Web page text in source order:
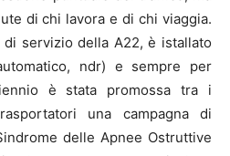
di chi lavora e di chi viaggia.
servizio della A22, è istallato
ndr) e sempre per
è stata promossa tra i
una campagna di
delle Apnee Ostruttive